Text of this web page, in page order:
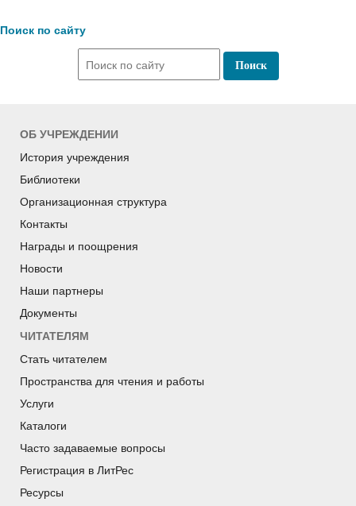
Поиск по сайту
ОБ УЧРЕЖДЕНИИ
История учреждения
Библиотеки
Организационная структура
Контакты
Награды и поощрения
Новости
Наши партнеры
Документы
ЧИТАТЕЛЯМ
Стать читателем
Пространства для чтения и работы
Услуги
Каталоги
Часто задаваемые вопросы
Регистрация в ЛитРес
Ресурсы